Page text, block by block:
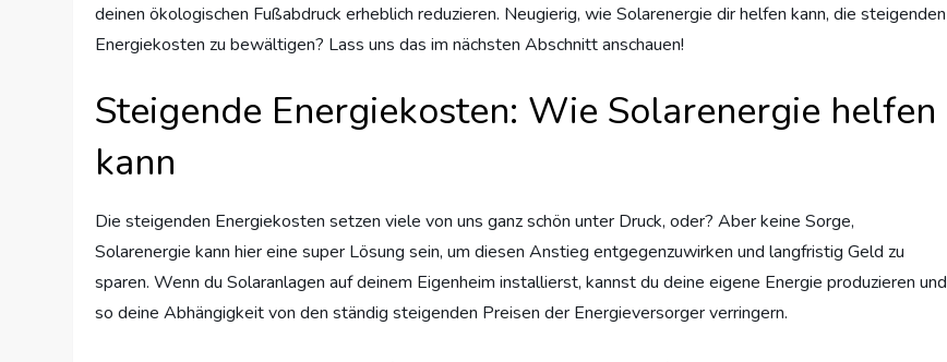
deinen ökologischen Fußabdruck erheblich reduzieren. Neugierig, wie Solarenergie dir helfen kann, die steigenden
Energiekosten zu bewältigen? Lass uns das im nächsten Abschnitt anschauen!
Steigende Energiekosten: Wie Solarenergie helfen
kann
Die steigenden Energiekosten setzen viele von uns ganz schön unter Druck, oder? Aber keine Sorge,
Solarenergie kann hier eine super Lösung sein, um diesen Anstieg entgegenzuwirken und langfristig Geld zu
sparen. Wenn du Solaranlagen auf deinem Eigenheim installierst, kannst du deine eigene Energie produzieren und
so deine Abhängigkeit von den ständig steigenden Preisen der Energieversorger verringern.